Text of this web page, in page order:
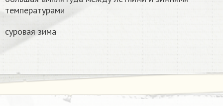
температурами
суровая зима